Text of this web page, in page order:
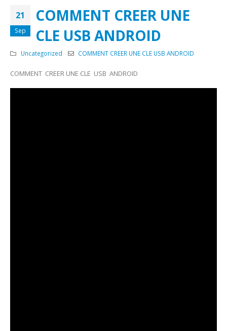
21
Sep
COMMENT CREER UNE
CLE USB ANDROID
Uncategorized COMMENT CREER UNE CLE USB ANDROID
COMMENT CREER UNE CLE USB ANDROID